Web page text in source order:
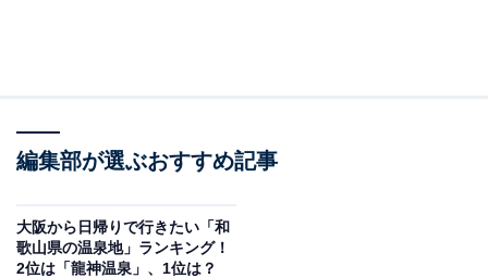
府）、「6月頃にはホタルも見られたりと、都会の喧騒
を忘れさせてくれるスポット。温泉の質もトロッとして
言えます」（40代女性／大阪府）、「パワースポットと
しても有名で、神秘的な景色の中で温泉に入って癒され
編集部が選ぶおすすめ記事
大阪から日帰りで行きたい「和
歌山県の温泉地」ランキング！
2位は「龍神温泉」、1位は？